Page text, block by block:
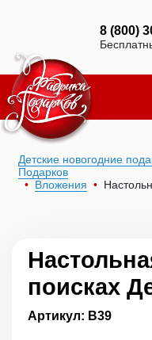
8 (800)
Детские новогодние
Подарков
Вложения
поисках
Артикул: В39